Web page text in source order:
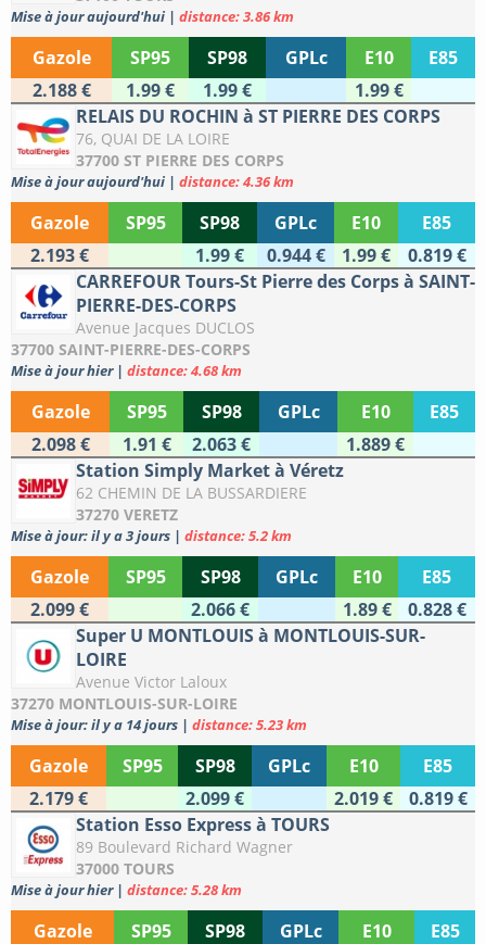
Mise à jour aujourd'hui | distance: 3.86 km
Gazole SP95 SP98 GPLc E10
E85
2.188 €
1.99 € 1.99 €
1.99 €
RELAIS DU ROCHIN à ST PIERRE DES CORPS
76, QUAI DE LA LOIRE
37700 ST PIERRE DES CORPS
Mise à jour aujourd'hui | distance: 4.36 km
Gazole SP95 SP98 GPLc E10
E85
2.193 €
1.99 € 0.944 € 1.99 €
0.819 €
CARREFOUR Tours-St Pierre des Corps à SAINT-
PIERRE-DES-CORPS
Avenue Jacques DUCLOS
37700 SAINT-PIERRE-DES-CORPS
Mise à jour hier | distance: 4.68 km
Gazole SP95 SP98 GPLc E10
E85
2.098 €
1.91 € 2.063 €
1.889 €
Station Simply Market à Véretz
62 CHEMIN DE LA BUSSARDIERE
37270 VERETZ
Mise à jour: il y a 3 jours | distance: 5.2 km
Gazole SP95 SP98 GPLc E10
E85
2.099 €
2.066 € 1.89 €
0.828 €
Super U MONTLOUIS à MONTLOUIS-SUR-
LOIRE
Avenue Victor Laloux
37270 MONTLOUIS-SUR-LOIRE
Mise à jour: il y a 14 jours | distance: 5.23 km
Gazole SP95 SP98 GPLc E10
E85
2.179 €
2.099 € 2.019 €
0.819 €
Station Esso Express à TOURS
89 Boulevard Richard Wagner
37000 TOURS
Mise à jour hier | distance: 5.28 km
Gazole SP95 SP98 GPLc E10
E85